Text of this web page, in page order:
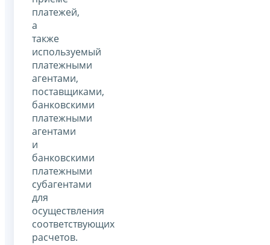
платежей,
а
также
используемый
платежными
агентами,
поставщиками,
банковскими
платежными
агентами
и
банковскими
платежными
субагентами
для
осуществления
соответствующих
расчетов.